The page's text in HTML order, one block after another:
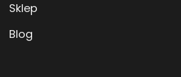
Sklep
Blog